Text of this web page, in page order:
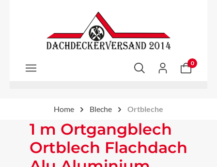
Zum Hauptinhalt springen
0
Home Bleche Ortbleche
1 m Ortgangblech
Ortblech Flachdach